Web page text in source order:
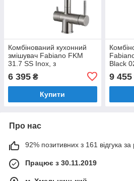
Комбінований кухонний
змішувач Fabiano FKM
31.7 SS Inox, з
підключенням до фільтра
(8231.401.0227)
6 395 ₴
Купити
Black
9 455
Про нас
92% позитивних з 161 відгука за
Працює з 30.11.2019